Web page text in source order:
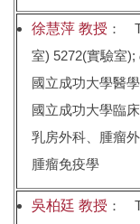
徐慧萍 教授 ：
室) 5272(實驗室);
國立成功大學醫
國立成功大學臨
乳房外科、腫瘤
腫瘤免疫學
吳柏廷 教授 ：